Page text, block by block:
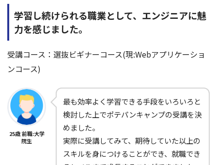
学習し続けられる職業として、エンジニアに魅
力を感じました。
受講コース：選抜ビギナーコース(現:Webアプリケーショ
ンコース)
25歳 前職:大学
院生
最も効率よく学習できる手段をいろいろと
検討した上でポテパンキャンプの受講を決
めました。
実際に受講してみて、期待していた以上の
スキルを身につけることができ、就職でき